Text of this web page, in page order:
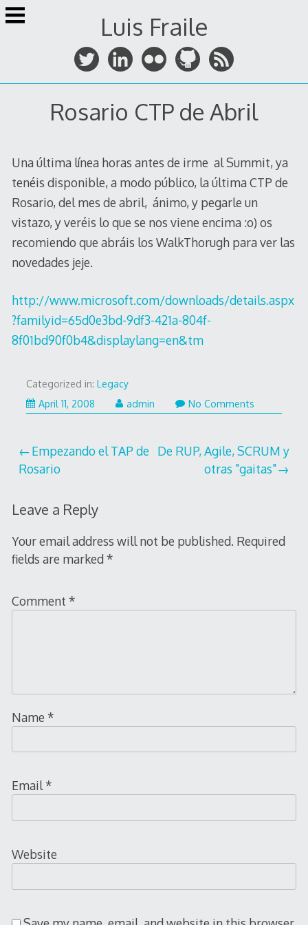
Skip
to
Luis Fraile
Rosario CTP de Abril
Una última línea horas antes de irme al Summit, ya
tenéis disponible, a modo público, la última CTP de
Rosario, del mes de abril, ánimo, y pegarle un
vistazo, y veréis lo que se nos viene encima :o) os
recomiendo que abráis los WalkThorugh para ver las
novedades jeje.
http://www.microsoft.com/downloads/details.aspx
?familyid=65d0e3bd-9df3-421a-804f-
8f01bd90f0b4&displaylang=en&tm
Categorized in: Legacy
April 11, 2008
admin No Comments
Post
navigation
Empezando el TAP de
Rosario
De RUP, Agile, SCRUM y
otras "gaitas"
Leave a Reply
Your email address will not be published. Required
fields are marked *
Comment *
Name *
Email*
Website